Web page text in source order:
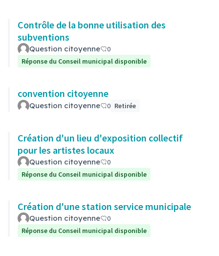
Contrôle de la bonne utilisation des
subventions
Question citoyenne
0
Réponse du Conseil municipal disponible
convention citoyenne
Question citoyenne 0 Retirée
Création d'un lieu d'exposition collectif
pour les artistes locaux
Question citoyenne
0
Réponse du Conseil municipal disponible
Création d'une station service municipale
Question citoyenne
0
Réponse du Conseil municipal disponible